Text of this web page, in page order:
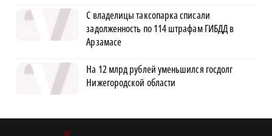
С владелицы таксопарка списали
задолженность по 114 штрафам ГИБДД в
Арзамасе
На 12 млрд рублей уменьшился госдолг
Нижегородской области